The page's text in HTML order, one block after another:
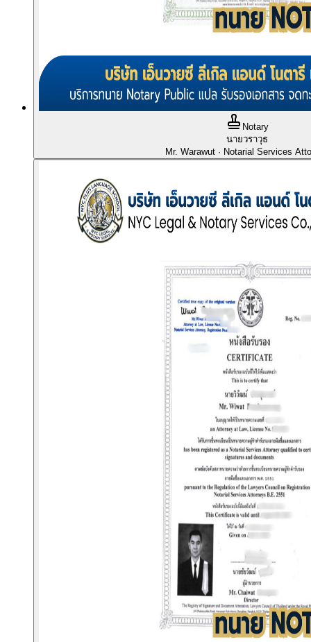
Notary
นายวราวุธ
Mr. Warawut · Notarial Services